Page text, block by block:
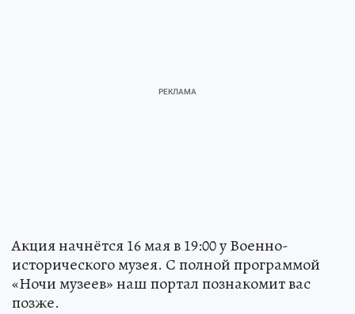
Акция начнётся 16 мая в 19:00 у Военно-
исторического музея. С полной программой
«Ночи музеев» наш портал познакомит вас
позже.